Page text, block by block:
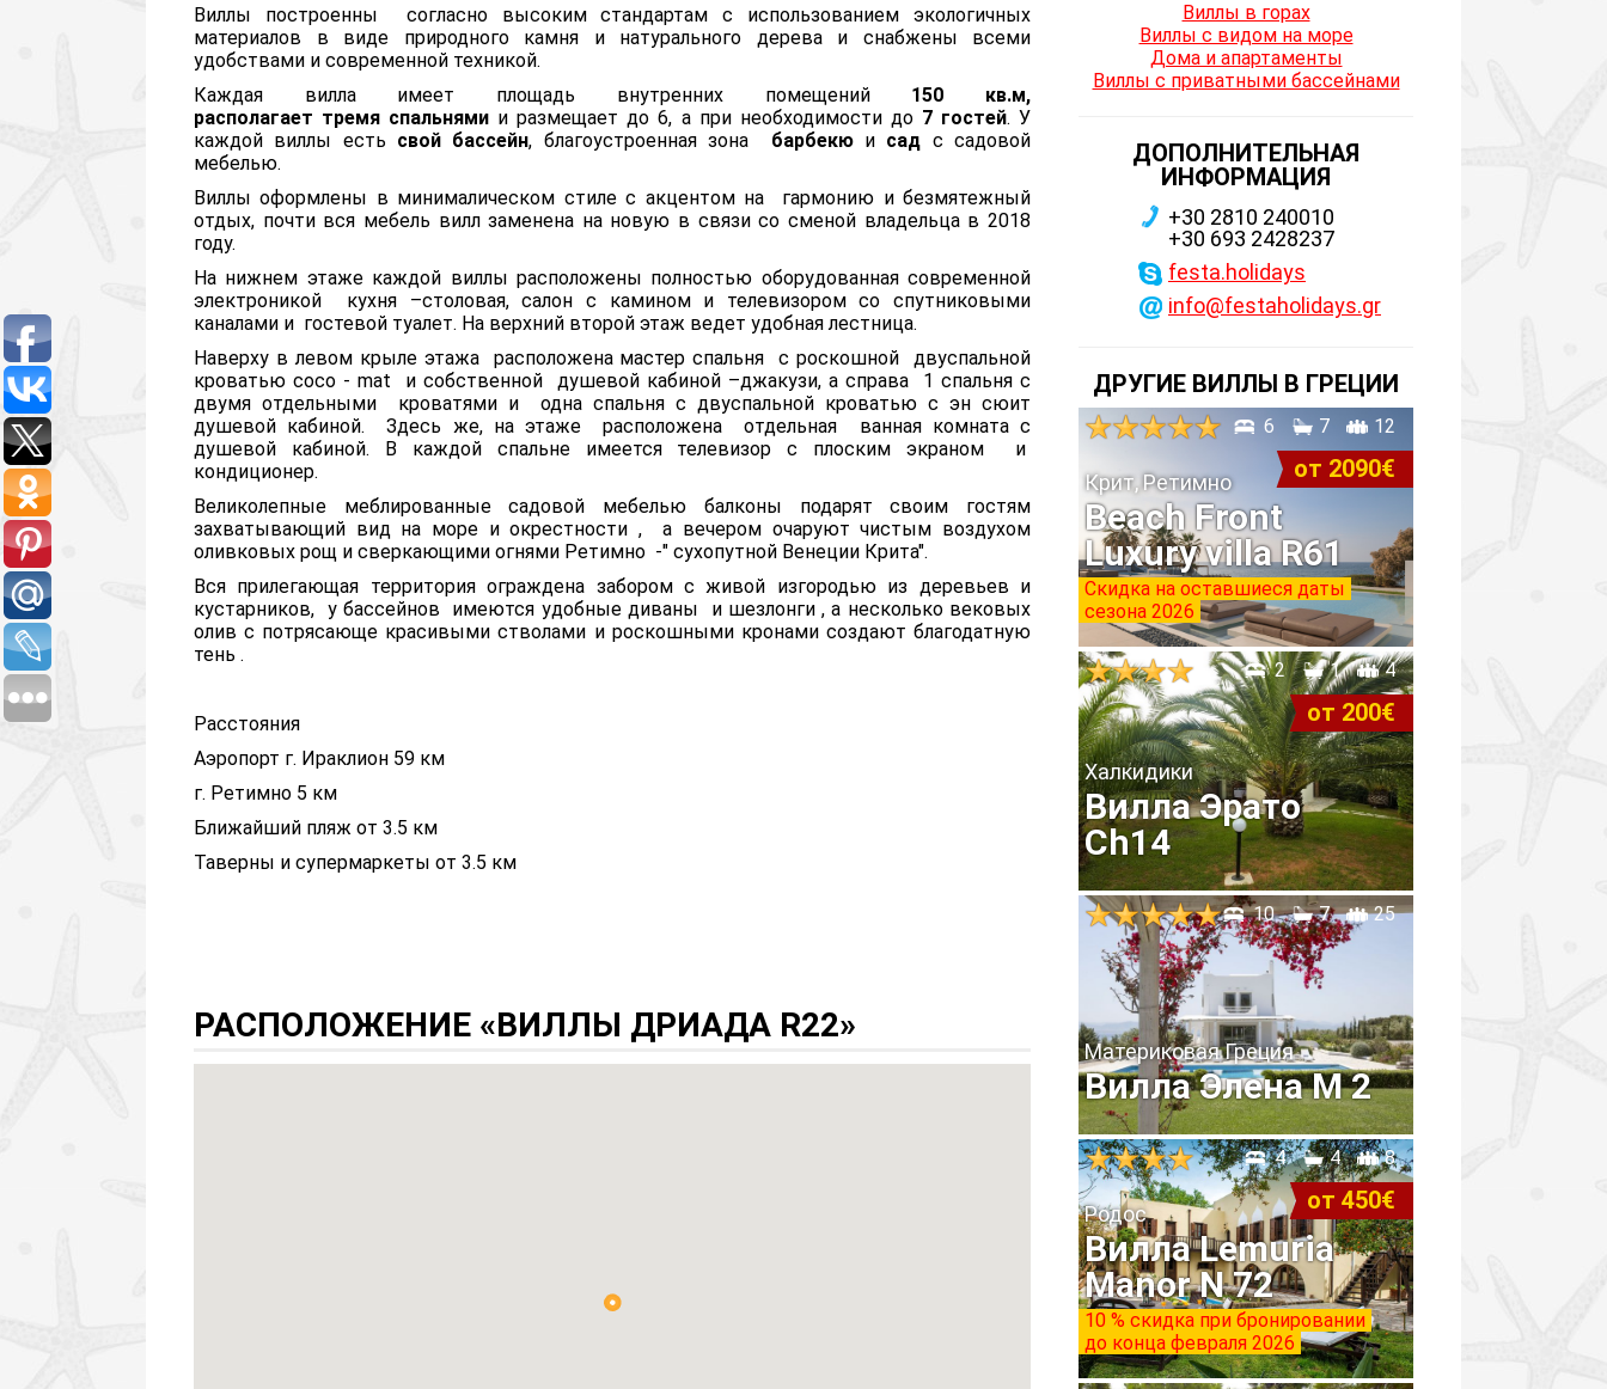
Виллы построенны согласно высоким стандартам с использованием экологичных
материалов в виде природного камня и натурального дерева и снабжены всеми
удобствами и современной техникой.
Каждая вилла имеет площадь внутренних помещений 150 кв.м,
располагает тремя спальнями и размещает до 6, а при необходимости до7 гостей. У
каждой виллы есть свой бассейн, благоустроенная зона барбекюи сад с садовой
мебелью.
Виллы оформлены в минималическом стиле с акцентом на гармонию и безмятежный
отдых, почти вся мебель вилл заменена на новую в связи со сменой владельца в 2018
году.
На нижнем этаже каждой виллы расположены полностью оборудованная современной
электроникой кухня –столовая, салон с камином и телевизором со спутниковыми
каналами и гостевой туалет. На верхний второй этаж ведет удобная лестница.
Наверху в левом крыле этажа расположена мастер спальняс роскошной двуспальной
кроватью coco - mat и собственной душевой кабиной –джакузи, а справа 1 спальня с
двумя отдельными кроватями и одна спальня с двуспальной кроватью с эн сюит
душевой кабиной. Здесь же, на этаже расположена отдельная ванная комната с
душевой кабиной. В каждой спальне имеется телевизор с плоским экраном и
кондиционер.
Великолепные меблированные садовой мебелью балконы подарят своим гостям
захватывающий вид на море и окрестности , а вечером очаруют чистым воздухом
оливковых рощ и сверкающими огнями Ретимно -" сухопутной Венеции Крита".
Вся прилегающая территория ограждена забором с живой изгородью из деревьев и
кустарников, у бассейнов имеются удобные диваны и шезлонги , а несколько вековых
олив с потрясающе красивыми стволами и роскошными кронами создают благодатную
тень .
Расстояния
Аэропорт г. Ираклион 59 км
г. Ретимно 5 км
Ближайший пляж от 3.5 км
Таверны и супермаркеты от 3.5 км
РАСПОЛОЖЕНИЕ «ВИЛЛЫ ДРИАДА R22»
Виллы в горах
Виллы с видом на море
Дома и апартаменты
Виллы с приватными бассейнами
ДОПОЛНИТЕЛЬНАЯ
ИНФОРМАЦИЯ
+30 2810 240010
+30 693 2428237
festa.holidays
info@festaholidays.gr
ДРУГИЕ ВИЛЛЫ В ГРЕЦИИ
6 7 12
от 2090€
Крит, Ретимно
Beach Front
Luxury villa R61
Скидка на оставшиеся даты
сезона 2026
2 1 4
от 200€
Халкидики
Вилла Эрато
Ch14
10 7 25
Материковая Греция
Вилла Элена M 2
4 4 8
от 450€
Родос
Вилла Lemuria
Manor N 72
10 % скидка при бронировании
до конца февраля 2026